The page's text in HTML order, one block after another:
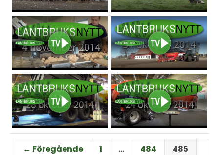
← Föregående 1 … 484
485